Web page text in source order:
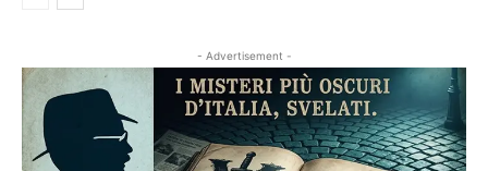
- Advertisement -